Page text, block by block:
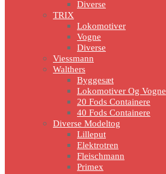
Diverse
TRIX
Lokomotiver
Vogne
Diverse
Viessmann
Walthers
Byggesæt
Lokomotiver Og Vogne
20 Fods Containere
40 Fods Containere
Diverse Modeltog
Lilleput
Elektrotren
Fleischmann
Primex